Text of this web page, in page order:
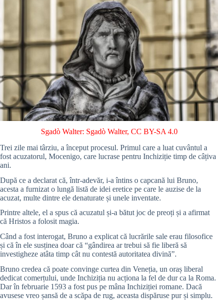
Sgadò Walter: Sgadò Walter, CC BY-SA 4.0
Trei zile mai târziu, a început procesul. Primul care a luat cuvântul a
fost acuzatorul, Mocenigo, care lucrase pentru Inchiziție timp de câțiva
ani.
După ce a declarat că, într-adevăr, i-a întins o capcană lui Bruno,
acesta a furnizat o lungă listă de idei eretice pe care le auzise de la
acuzat, multe dintre ele denaturate și unele inventate.
Printre altele, el a spus că acuzatul și-a bătut joc de preoți și a afirmat
că Hristos a folosit magia.
Când a fost interogat, Bruno a explicat că lucrările sale erau filosofice
și că în ele susținea doar că “gândirea ar trebui să fie liberă să
investigheze atâta timp cât nu contestă autoritatea divină”.
Bruno credea că poate convinge curtea din Veneția, un oraș liberal
dedicat comerțului, unde Inchiziția nu acționa la fel de dur ca la Roma.
Dar în februarie 1593 a fost pus pe mâna Inchiziției romane. Dacă
avusese vreo șansă de a scăpa de rug, aceasta dispăruse pur și simplu.